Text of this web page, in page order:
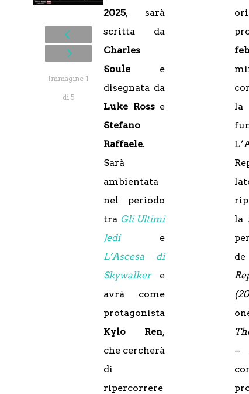
la
la
–
2025, sarà
scritta da
Charles
Soule e
disegnata da
Luke Rosse
Stefano
Raffaele.
Sarà
ambientata
nel periodo
tra Gli Ultimi
Jedie
L’Ascesa di
Skywalkere
avrà come
protagonista
Kylo Ren,
che cercherà
di
ripercorrere
Immagine 1
di 5